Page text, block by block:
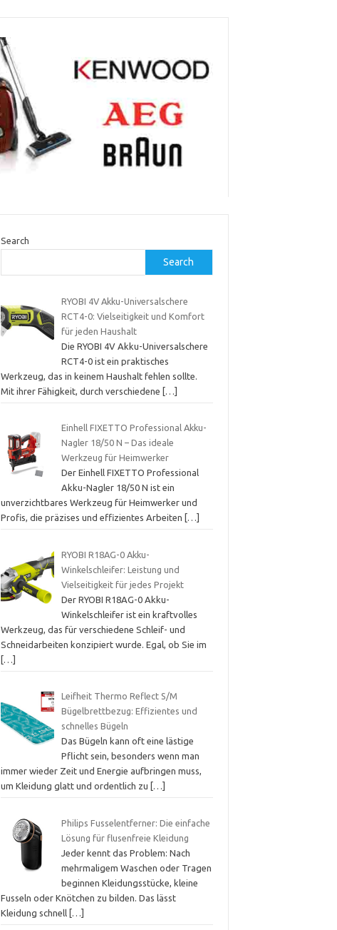
Search
Search
RYOBI 4V Akku-Universalschere
RCT4-0: Vielseitigkeit und Komfort
für jeden Haushalt
Die RYOBI 4V Akku-Universalschere
RCT4-0 ist ein praktisches
Werkzeug, das in keinem Haushalt fehlen sollte.
Mit ihrer Fähigkeit, durch verschiedene
[…]
Einhell FIXETTO Professional Akku-
Nagler 18/50 N – Das ideale
Werkzeug für Heimwerker
Der Einhell FIXETTO Professional
Akku-Nagler 18/50 N ist ein
unverzichtbares Werkzeug für Heimwerker und
Profis, die präzises und effizientes Arbeiten
[…]
RYOBI R18AG-0 Akku-
Winkelschleifer: Leistung und
Vielseitigkeit für jedes Projekt
Der RYOBI R18AG-0 Akku-
Winkelschleifer ist ein kraftvolles
Werkzeug, das für verschiedene Schleif- und
Schneidarbeiten konzipiert wurde. Egal, ob Sie im
[…]
Leifheit Thermo Reflect S/M
Bügelbrettbezug: Effizientes und
schnelles Bügeln
Das Bügeln kann oft eine lästige
Pflicht sein, besonders wenn man
immer wieder Zeit und Energie aufbringen muss,
um Kleidung glatt und ordentlich zu
[…]
Philips Fusselentferner: Die einfache
Lösung für flusenfreie Kleidung
Jeder kennt das Problem: Nach
mehrmaligem Waschen oder Tragen
beginnen Kleidungsstücke, kleine
Fusseln oder Knötchen zu bilden. Das lässt
Kleidung schnell […]